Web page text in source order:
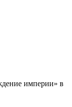
империи» в